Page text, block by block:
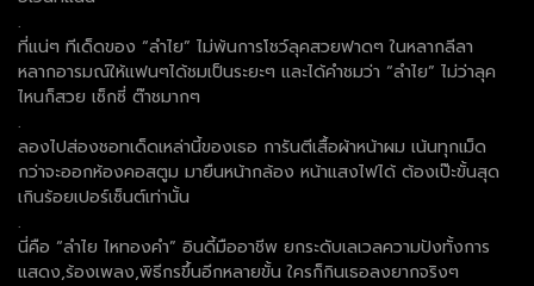
.
ที่แน่ๆ ทีเด็ดของ “ลำไย” ไม่พ้นการโชว์ลุคสวยฟาดๆ ในหลากลีลา
หลากอารมณ์ให้แฟนๆได้ชมเป็นระยะๆ และได้คำชมว่า “ลำไย” ไม่ว่าลุค
ไหนก็สวย เซ็กซี่ ต๊าชมากๆ
.
ลองไปส่องชอทเด็ดเหล่านี้ของเธอ การันตีเสื้อผ้าหน้าผม เน้นทุกเม็ด
กว่าจะออกห้องคอสตูม มายืนหน้ากล้อง หน้าแสงไฟได้ ต้องเป๊ะขั้นสุด
เกินร้อยเปอร์เซ็นต์เท่านั้น
.
นี่คือ “ลำไย ไหทองคำ” อินดี้มืออาชีพ ยกระดับเลเวลความปังทั้งการ
แสดง,ร้องเพลง,พิธีกรขึ้นอีกหลายขั้น ใครก็กินเธอลงยากจริงๆ